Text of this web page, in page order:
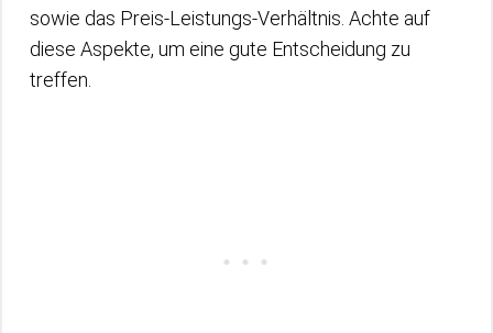
sowie das Preis-Leistungs-Verhältnis. Achte auf
diese Aspekte, um eine gute Entscheidung zu
treffen.